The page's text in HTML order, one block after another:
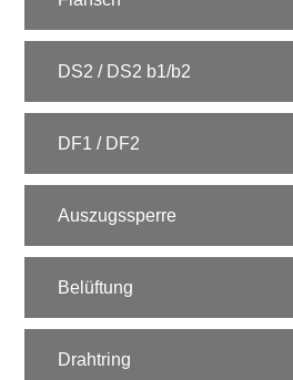
DS2 / DS2 b1/b2
DF1 / DF2
Auszugssperre
Belüftung
Drahtring